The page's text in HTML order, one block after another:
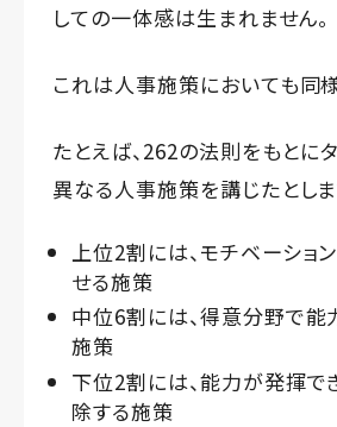
しての一体感は生まれません。
これは人事施策においても同様
たとえば、262の法則をもとに
異なる人事施策を講じたとしま
上位2割には、モチベーショ
せる施策
中位6割には、得意分野で能
施策
下位2割には、能力が発揮で
除する施策